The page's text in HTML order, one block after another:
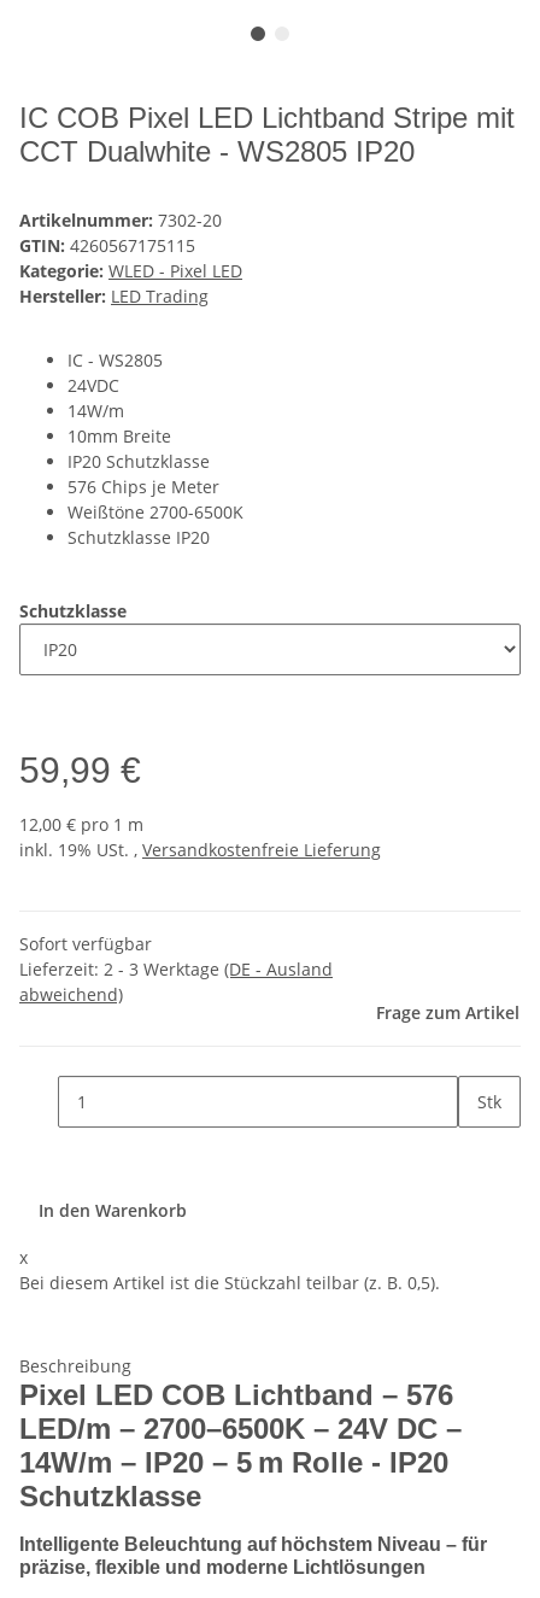
IC COB Pixel LED Lichtband Stripe mit
CCT Dualwhite - WS2805 IP20
Artikelnummer: 7302-20
GTIN: 4260567175115
Kategorie: WLED - Pixel LED
Hersteller: LED Trading
IC - WS2805
24VDC
14W/m
10mm Breite
IP20 Schutzklasse
576 Chips je Meter
Weißtöne 2700-6500K
Schutzklasse IP20
Schutzklasse
59,99 €
12,00 € pro 1 m
inkl. 19% USt. , Versandkostenfreie Lieferung
Sofort verfügbar
Lieferzeit: 2 - 3 Werktage (DE - Ausland
abweichend)
Frage zum Artikel
Stk
In den Warenkorb
x
Bei diesem Artikel ist die Stückzahl teilbar (z. B. 0,5).
Beschreibung
Pixel LED COB Lichtband – 576
LED/m – 2700–6500K – 24V DC –
14W/m – IP20 – 5 m Rolle - IP20
Schutzklasse
Intelligente Beleuchtung auf höchstem Niveau – für
präzise, flexible und moderne Lichtlösungen